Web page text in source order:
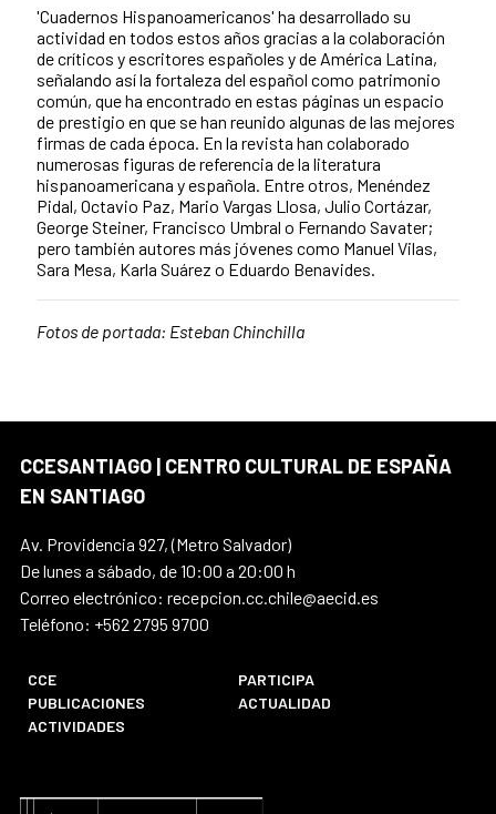
'Cuadernos Hispanoamericanos' ha desarrollado su
actividad en todos estos años gracias a la colaboración
de críticos y escritores españoles y de América Latina,
señalando así la fortaleza del español como patrimonio
común, que ha encontrado en estas páginas un espacio
de prestigio en que se han reunido algunas de las mejores
firmas de cada época. En la revista han colaborado
numerosas figuras de referencia de la literatura
hispanoamericana y española. Entre otros, Menéndez
Pidal, Octavio Paz, Mario Vargas Llosa, Julio Cortázar,
George Steiner, Francisco Umbral o Fernando Savater;
pero también autores más jóvenes como Manuel Vilas,
Sara Mesa, Karla Suárez o Eduardo Benavides.
Fotos de portada: Esteban Chinchilla
CCESANTIAGO | CENTRO CULTURAL DE ESPAÑA
EN SANTIAGO
Av. Providencia 927, (Metro Salvador)
De lunes a sábado, de 10:00 a 20:00 h
Correo electrónico: recepcion.cc.chile@aecid.es
Teléfono: +562 2795 9700
CCE
PARTICIPA
PUBLICACIONES
ACTUALIDAD
ACTIVIDADES